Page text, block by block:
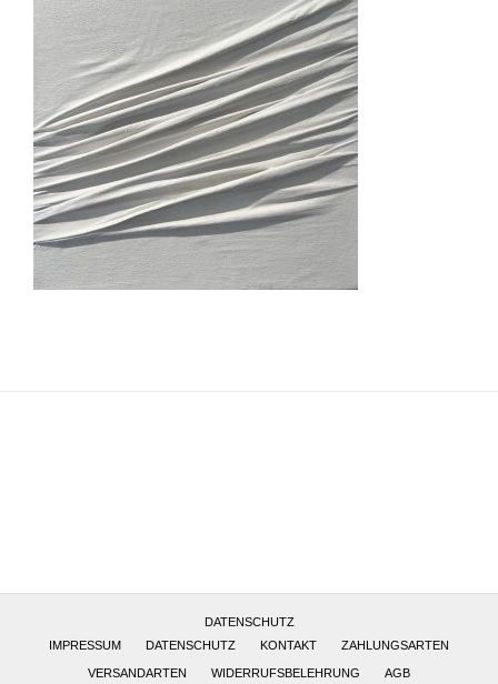
DATENSCHUTZ
IMPRESSUM
DATENSCHUTZ KONTAKT ZAHLUNGSARTEN
VERSANDARTEN WIDERRUFSBELEHRUNG AGB